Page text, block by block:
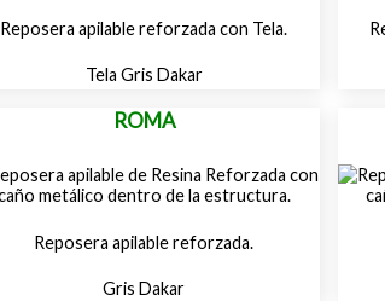
Reposera apilable reforzada con Tela.
Tela Gris Dakar
ROMA
Reposera apilable reforzada.
Gris Dakar